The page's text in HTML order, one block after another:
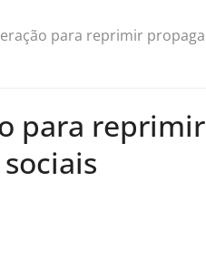
para reprimir
para